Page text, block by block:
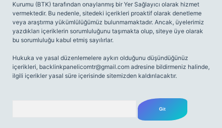
Kurumu (BTK) tarafından onaylanmış bir Yer Sağlayıcı olarak hizmet
vermektedir. Bu nedenle, sitedeki içerikleri proaktif olarak denetleme
veya araştırma yükümlülüğümüz bulunmamaktadır. Ancak, üyelerimiz
yazdıkları içeriklerin sorumluluğunu taşımakta olup, siteye üye olarak
bu sorumluluğu kabul etmiş sayılırlar.
Hukuka ve yasal düzenlemelere aykırı olduğunu düşündüğünüz
içerikleri, backlinkpanelicomtr@gmail.com adresine bildirmeniz halinde,
ilgili içerikler yasal süre içerisinde sitemizden kaldırılacaktır.